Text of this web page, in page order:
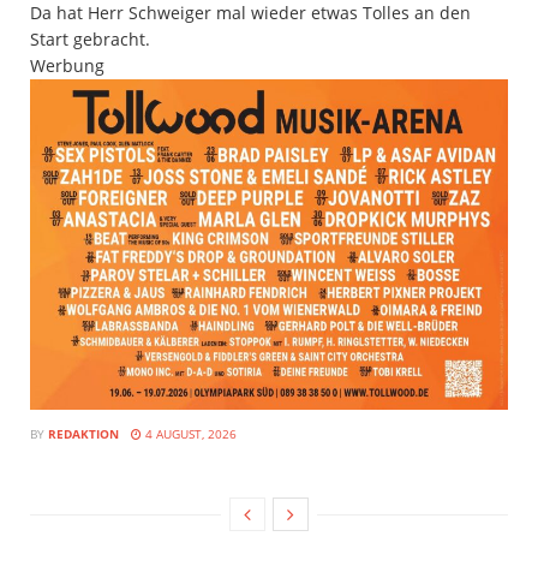
Da hat Herr Schweiger mal wieder etwas Tolles an den
Start gebracht.
Werbung
BY REDAKTION 4 AUGUST, 2026